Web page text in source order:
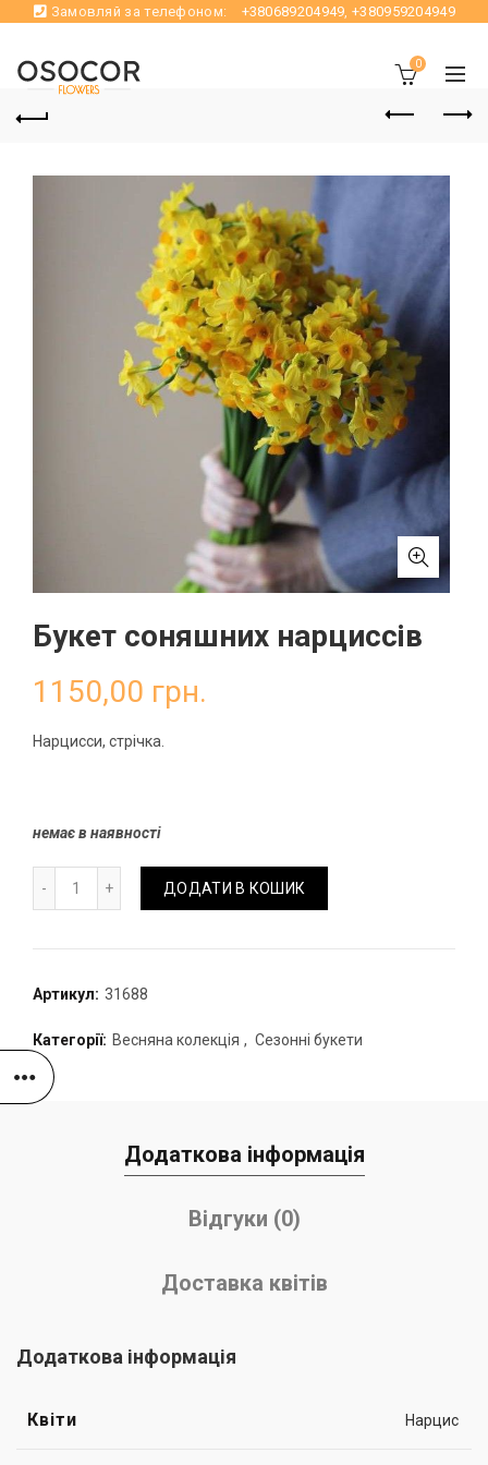
Замовляй за телефоном: +380689204949,+380959204949
0
Букет соняшних нарциссів
1150,00 грн.
Нарцисси, стрічка.
немає в наявності
ДОДАТИ В КОШИК
Артикул: 31688
Категорії: Весняна колекція , Сезонні букети
Додаткова інформація
Відгуки (0)
Доставка квітів
Додаткова інформація
Квіти Нарцис